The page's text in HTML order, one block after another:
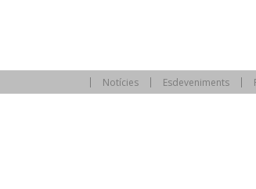
Notícies Esdeveniments